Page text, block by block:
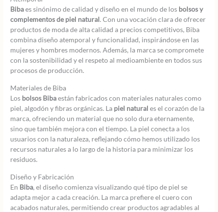
Bibaes sinónimo de calidad y diseño en el mundo de los bolsos y
complementos de piel natural. Con una vocación clara de ofrecer
productos de moda de alta calidad a precios competitivos, Biba
combina diseño atemporal y funcionalidad, inspirándose en las
mujeres y hombres modernos. Además, la marca se compromete
con la sostenibilidad y el respeto al medioambiente en todos sus
procesos de producción.
Materiales de Biba
Los bolsos Bibaestán fabricados con materiales naturales como
piel, algodón y fibras orgánicas. La piel natural es el corazón de la
marca, ofreciendo un material que no solo dura eternamente,
sino que también mejora con el tiempo. La piel conecta a los
usuarios con la naturaleza, reflejando cómo hemos utilizado los
recursos naturales a lo largo de la historia para minimizar los
residuos.
Diseño y Fabricación
En Biba, el diseño comienza visualizando qué tipo de piel se
adapta mejor a cada creación. La marca prefiere el cuero con
acabados naturales, permitiendo crear productos agradables al